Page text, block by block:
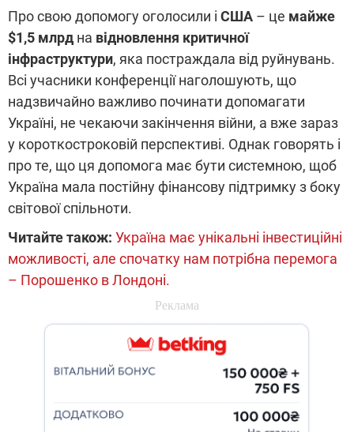
Про свою допомогу оголосили і США – це майже
$1,5 млрд на відновлення критичної
інфраструктури, яка постраждала від руйнувань.
Всі учасники конференції наголошують, що
надзвичайно важливо починати допомагати
Україні, не чекаючи закінчення війни, а вже зараз
у короткостроковій перспективі. Однак говорять і
про те, що ця допомога має бути системною, щоб
Україна мала постійну фінансову підтримку з боку
світової спільноти.
Читайте також: Україна має унікальні інвестиційні
можливості, але спочатку нам потрібна перемога
– Порошенко в Лондоні.